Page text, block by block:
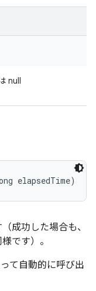
null
elapsedTime)
成功した場合も、
です）。
て自動的に呼び出